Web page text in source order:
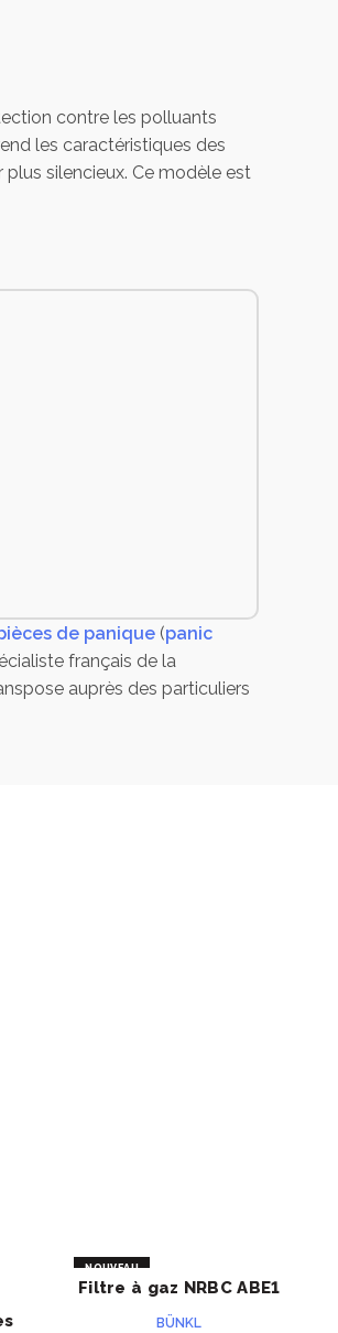
contre les polluants
les caractéristiques des
silencieux. Ce modèle est
de panique(panic
français de la
auprès des particuliers
NOUVEAU
ACHETER
Filtre à gaz NRBC ABE1
P3
BÜNKL